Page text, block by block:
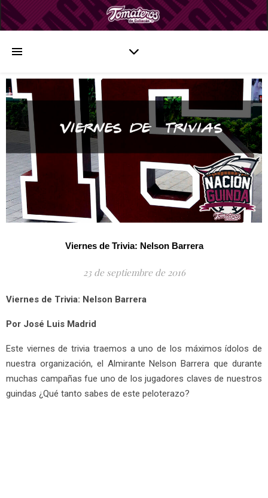
Viernes de Trivia: Nelson Barrera
23 de septiembre de 2016
Viernes de Trivia: Nelson Barrera
Por José Luis Madrid
Este viernes de trivia traemos a uno de los máximos ídolos de
nuestra organización, el Almirante Nelson Barrera que durante
muchas campañas fue uno de los jugadores claves de nuestros
guindas ¿Qué tanto sabes de este peloterazo?